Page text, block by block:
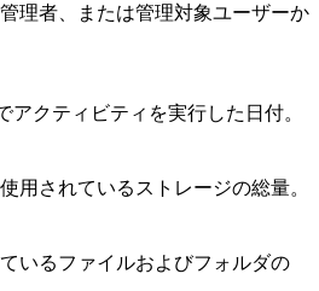
理者、または管理対象ユーザーか
アクティビティを実行した日付。
用されているストレージの総量。
いるファイルおよびフォルダの